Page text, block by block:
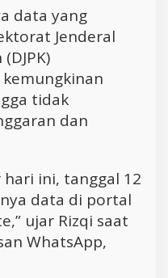
data yang
Jenderal
tidak
dan
hari ini, tanggal 12
data di portal
ujar Rizqi saat
WhatsApp,